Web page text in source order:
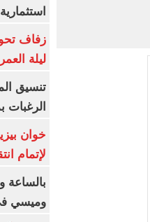
زفاف
ليلة
تنسيق
الرغبات
خوان
لإتمام
بالساعة
وميسي